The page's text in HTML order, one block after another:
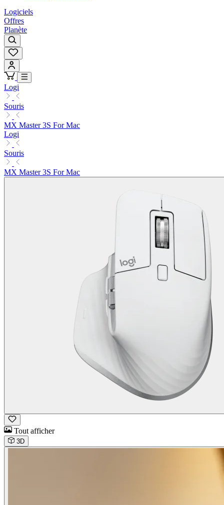
Logiciels
Offres
Planète
Logi
Souris
MX Master 3S For Mac
Logi
Souris
MX Master 3S For Mac
Tout afficher
3D